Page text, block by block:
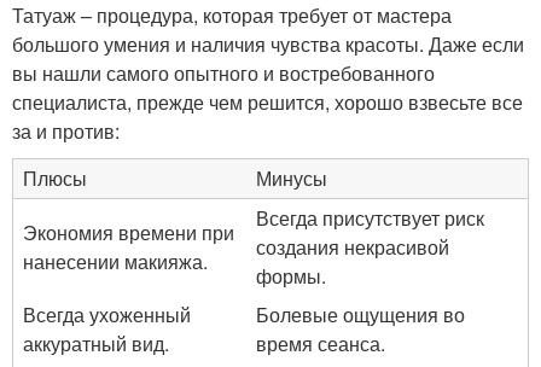
Татуаж – процедура, которая требует от мастера
большого умения и наличия чувства красоты. Даже если
вы нашли самого опытного и востребованного
специалиста, прежде чем решится, хорошо взвесьте все
за и против:
Плюсы
Минусы
Экономия времени при
нанесении макияжа.
Всегда присутствует риск
создания некрасивой
формы.
Всегда ухоженный
аккуратный вид.
Болевые ощущения во
время сеанса.